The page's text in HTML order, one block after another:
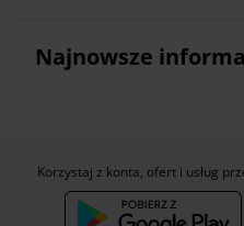
Najnowsze
Korzystaj z konta, ofert i usług